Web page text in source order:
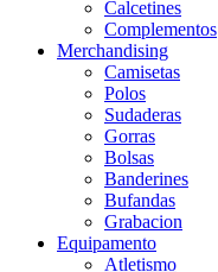
Calcetines
Complementos
Merchandising
Camisetas
Polos
Sudaderas
Gorras
Bolsas
Banderines
Bufandas
Grabacion
Equipamento
Atletismo